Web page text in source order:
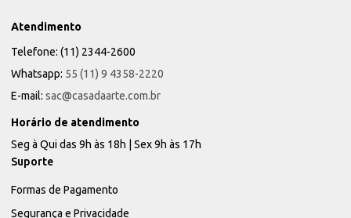
Atendimento
Telefone: (11) 2344-2600
Whatsapp: 55 (11) 9 4358-2220
E-mail: sac@casadaarte.com.br
Horário de atendimento
Seg à Qui das 9h às 18h | Sex 9h às 17h
Suporte
Formas de Pagamento
Segurança e Privacidade